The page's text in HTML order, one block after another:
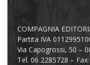
COMPAGNIA
Partita IVA
Via Capogrossi, 50 –
Tel. 06 2285728 –